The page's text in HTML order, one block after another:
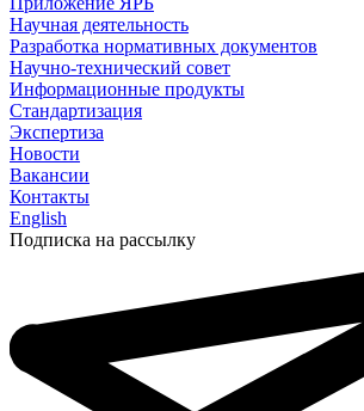
Научная деятельность
Разработка нормативных документов
Научно-технический совет
Информационные продукты
Стандартизация
Экспертиза
Новости
Вакансии
Контакты
English
Подписка на рассылку